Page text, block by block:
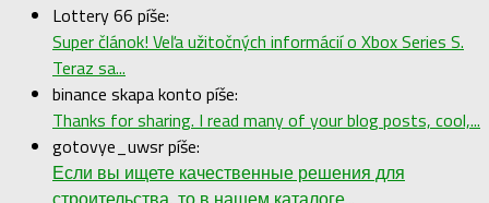
Lottery 66 píše:
Super článok! Veľa užitočných informácií o Xbox Series S.
Teraz sa...
binance skapa konto píše:
Thanks for sharing. I read many of your blog posts, cool,...
gotovye_uwsr píše:
Если вы ищете качественные решения для